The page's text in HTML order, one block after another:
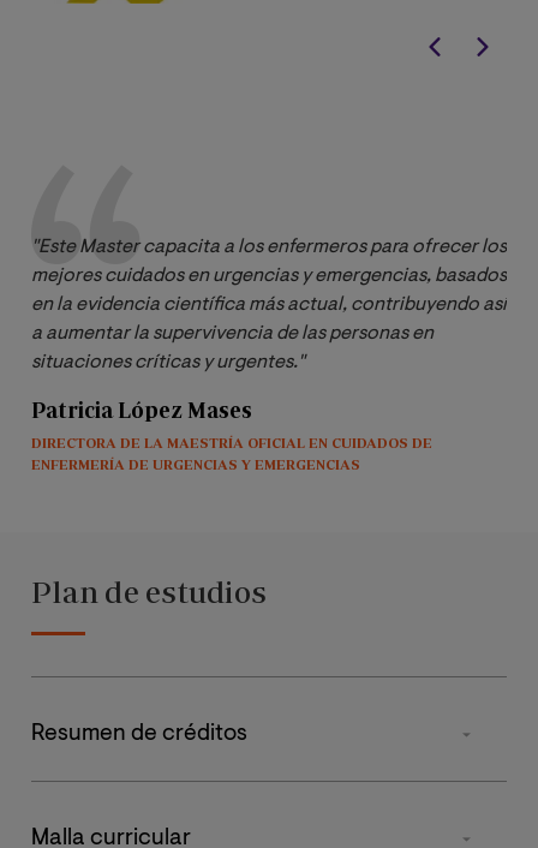
"Este Master capacita a los enfermeros para ofrecer los
mejores cuidados en urgencias y emergencias, basados
en la evidencia científica más actual, contribuyendo así
a aumentar la supervivencia de las personas en
situaciones críticas y urgentes."
Patricia López Mases
DIRECTORA DE LA MAESTRÍA OFICIAL EN CUIDADOS DE
ENFERMERÍA DE URGENCIAS Y EMERGENCIAS
Plan de estudios
Resumen de créditos
Malla curricular